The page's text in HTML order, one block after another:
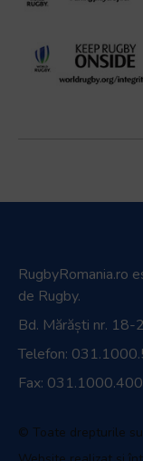
RugbyRomania.ro
de Rugby.
Bd. Mărăști nr. 18-
Telefon:
Fax: 031.1000.400
© Toate drepturile